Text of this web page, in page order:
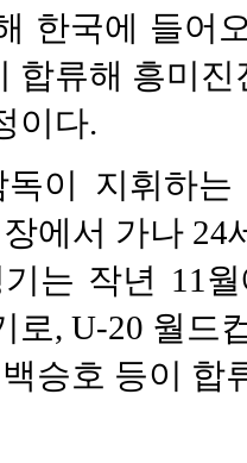
한국에 들어
합류해 흥미진
이다.
이 지휘하
에서 가나 24
는 작년 11
로, U-20 월드
승호 등이 합